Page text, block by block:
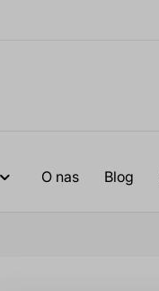
O nas Blog